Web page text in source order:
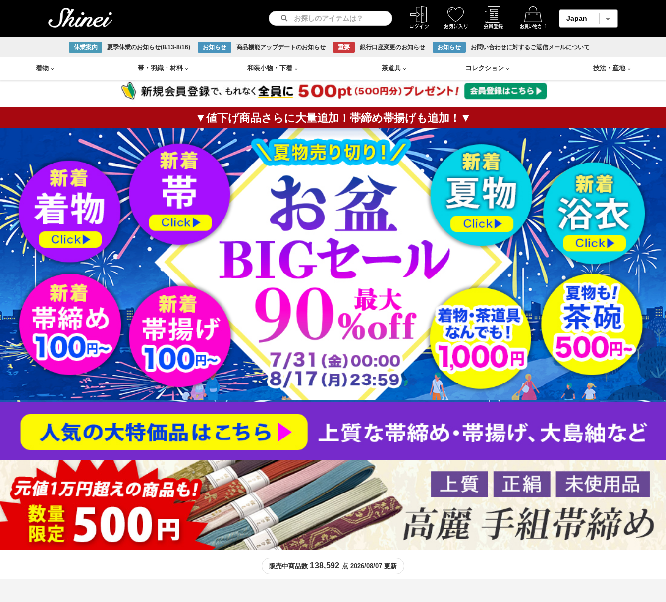
休業案内 夏季休業のお知らせ(8/13-8/16) お知らせ 商品機能アップデートのお知らせ 重要 銀行口座変更のお知らせ お知らせ お問い合わせに対するご返信メールについて
着物
小紋着物 紬着物
色無地着物 大正ロマン着物
浴衣
紋つき色無地 付け下げ
留袖
リサイクル振袖・打掛
着物 羽織
男物帯 長襦袢
アンサンブル
羽織紐 下駄
足袋 その他
帯 ・ 羽織 ・ 材料
アンティーク半幅帯 アンティーク袋帯
アンティーク名古屋帯 アンティーク丸帯
新品/リサイクル半幅帯 新品/リサイクル袋帯
新品/リサイクル名古屋帯 新品/リサイクル丸帯
男物帯
リサイクル羽織 リサイクル道行コート
リサイクル道中着 リサイクル雨コート
大正ロマン羽織
縮緬・錦紗 柄メイン生地
紬生地 麻生地
材料用反物 材料用洗い張り
はぎれ
和装小物 ・ 下着
帯締め 帯揚げ
半衿 伊達締め
草履 下駄
バッグ 足袋
ショール 扇子
櫛・かんざし
アクセサリー
長襦袢 和装下着 リサイクル反物 ホームコート
茶道具
茶碗 火入
莨盆
茶箱
花台
皆具
釜
風炉
炉釜
炉縁
棚
屏風
水指
薄茶器
茶入
杓
縁高
菓子器
建水
蓋置
炭道具
敷板
袱紗
急須 鉄瓶
茶托
香炉 香合
香盆 花瓶
壷
コレクション
掛軸 書画
中国画
天然石/パワーストーン
Baccarat Swarovski
WEDGWOOD
技法 ・ 産地
琉球織物 宮古上布
大島紬 結城紬
本場正藍泥染 ひげ紬
節紬 80/100亀甲
綴れ 友禅(手描き／金彩)
型染 すくい織
相良刺繍 汕頭蘇州刺繍
螺鈿 京紅型
古伊万里焼 伊賀焼 古曽部焼
虫明焼 赤膚焼
丹波焼
京焼 九谷焼
出石焼
平戸焼
志野焼
有田焼
朝日焼 楽山焼
瀬戸焼
益子焼
相馬焼
砥部焼
粟田焼 紀州焼
織部焼
薩摩焼
赤膚山焼 鍋島焼
阿漕焼
高取焼
尾戸焼 布志名焼 無名異焼
輪島塗り 山中塗り
漆塗り 蒔絵
朱漆塗
▼値下げ商品さらに大量追加！帯締め帯揚げも追加！▼
販売中商品数 138,592 点 2026/08/07 更新